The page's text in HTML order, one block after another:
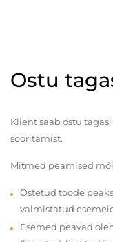
Ostu
Klient saab ostu
sooritamist.
Mitmed peamised
Ostetud toode
valmistatud
Esemed peavad